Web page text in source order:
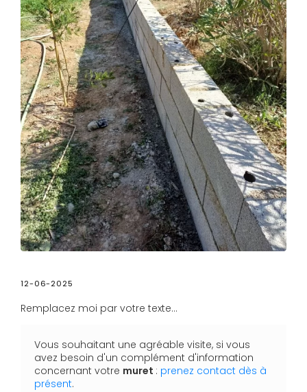
12-06-2025
Remplacez moi par votre texte...
Vous souhaitant une agréable visite, si vous
avez besoin d'un complément d'information
concernant votre muret : prenez contact dès à
présent.